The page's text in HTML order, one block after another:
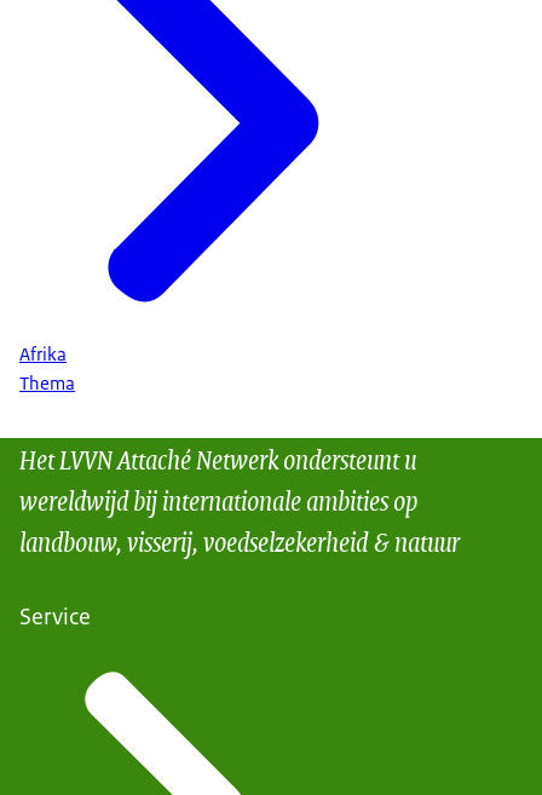
Afrika
Thema
Het LVVN Attaché Netwerk ondersteunt u
wereldwijd bij internationale ambities op
landbouw, visserij, voedselzekerheid & natuur
Service